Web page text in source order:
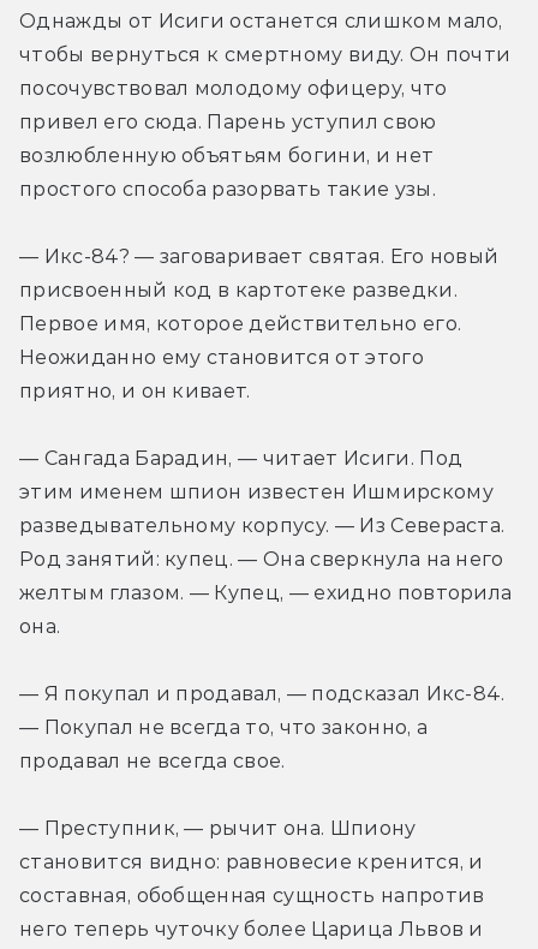
Однажды от Исиги останется слишком мало,
чтобы вернуться к смертному виду. Он почти
посочувствовал молодому офицеру, что
привел его сюда. Парень уступил свою
возлюбленную объятьям богини, и нет
простого способа разорвать такие узы.
— Икс-84? — заговаривает святая. Его новый
присвоенный код в картотеке разведки.
Первое имя, которое действительно его.
Неожиданно ему становится от этого
приятно, и он кивает.
— Сангада Барадин, — читает Исиги. Под
этим именем шпион известен Ишмирскому
разведывательному корпусу. — Из Севераста.
Род занятий: купец. — Она сверкнула на него
желтым глазом. — Купец, — ехидно повторила
она.
— Я покупал и продавал, — подсказал Икс-84.
— Покупал не всегда то, что законно, а
продавал не всегда свое.
— Преступник, — рычит она. Шпиону
становится видно: равновесие кренится, и
составная, обобщенная сущность напротив
него теперь чуточку более Царица Львов и